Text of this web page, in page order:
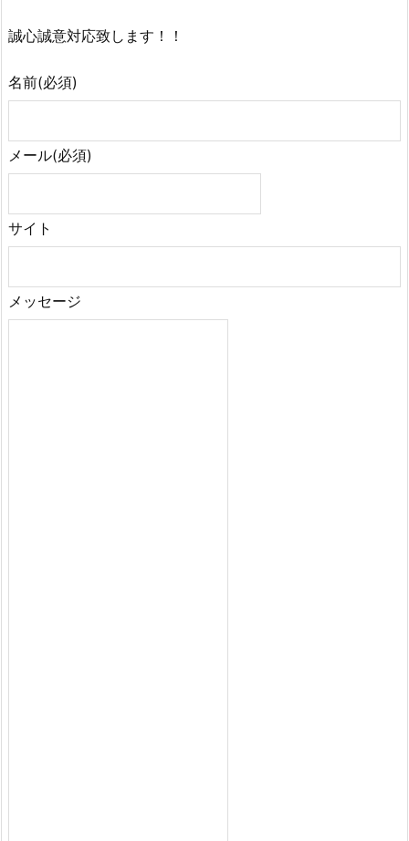
誠心誠意対応致します！！
名前(必須)
メール(必須)
サイト
メッセージ